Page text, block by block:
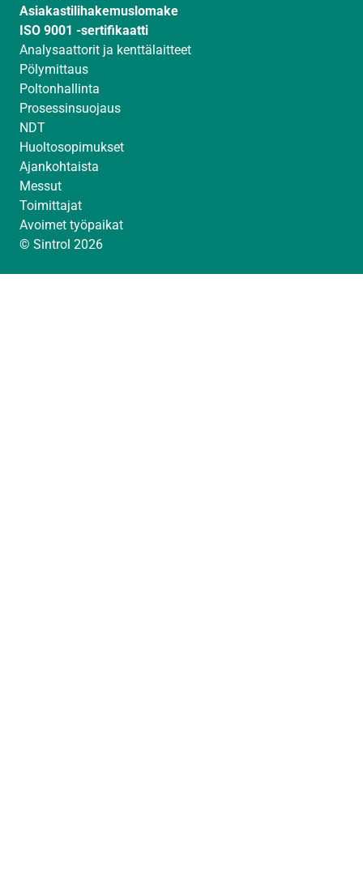
Asiakastilihakemuslomake
ISO 9001 -sertifikaatti
Analysaattorit ja kenttälaitteet
Pölymittaus
Poltonhallinta
Prosessinsuojaus
NDT
Huoltosopimukset
Ajankohtaista
Messut
Toimittajat
Avoimet työpaikat
© Sintrol 2026